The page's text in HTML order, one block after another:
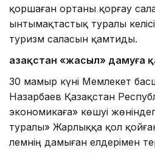
қоршаған ортаны қорғау
ынтымақтастық туралы
туризм саласын қамтиды.
Қазақстан «жасыл» дамуға
30 мамыр күні Мемлекет
Назарбаев Қазақстан
экономикаға» көшуі
туралы» Жарлыққа қол
әлемнің дамыған елдерімен